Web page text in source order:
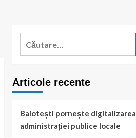
Caută
Articole recente
Balotești pornește digitalizarea
administrației publice locale